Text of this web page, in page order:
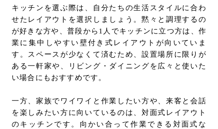
キッチンを選ぶ際は、自分たちの生活スタイルに合わ
せたレイアウトを選択しましょう。黙々と調理するの
が好きな方や、普段から1人でキッチンに立つ方は、作
業に集中しやすい壁付き式レイアウトが向いていま
す。スペースが少なくて済むため、設置場所に限りが
ある一軒家や、リビング・ダイニングを広々と使いた
い場合にもおすすめです。
一方、家族でワイワイと作業したい方や、来客と会話
を楽しみたい方に向いているのは、対面式レイアウト
のキッチンです。向かい合って作業できる対面式な